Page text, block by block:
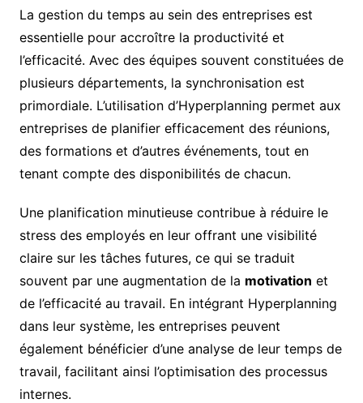
La gestion du temps au sein des entreprises est
essentielle pour accroître la productivité et
l’efficacité. Avec des équipes souvent constituées de
plusieurs départements, la synchronisation est
primordiale. L’utilisation d’Hyperplanning permet aux
entreprises de planifier efficacement des réunions,
des formations et d’autres événements, tout en
tenant compte des disponibilités de chacun.
Une planification minutieuse contribue à réduire le
stress des employés en leur offrant une visibilité
claire sur les tâches futures, ce qui se traduit
souvent par une augmentation de la motivation et
de l’efficacité au travail. En intégrant Hyperplanning
dans leur système, les entreprises peuvent
également bénéficier d’une analyse de leur temps de
travail, facilitant ainsi l’optimisation des processus
internes.